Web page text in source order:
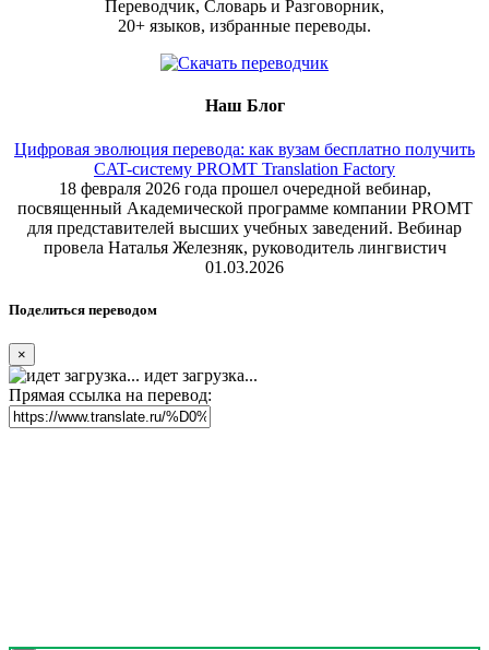
Переводчик, Словарь и Разговорник,
20+ языков, избранные переводы.
Наш Блог
Цифровая эволюция перевода: как вузам бесплатно получить
CAT-систему PROMT Translation Factory
18 февраля 2026 года прошел очередной вебинар,
посвященный Академической программе компании PROMT
для представителей высших учебных заведений. Вебинар
провела Наталья Железняк, руководитель лингвистич
01.03.2026
Поделиться переводом
×
идет загрузка...
Прямая ссылка на перевод: